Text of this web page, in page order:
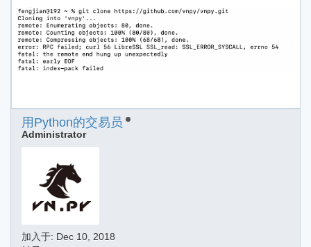
用Python的交易员
Administrator
加入于: Dec 10, 2018